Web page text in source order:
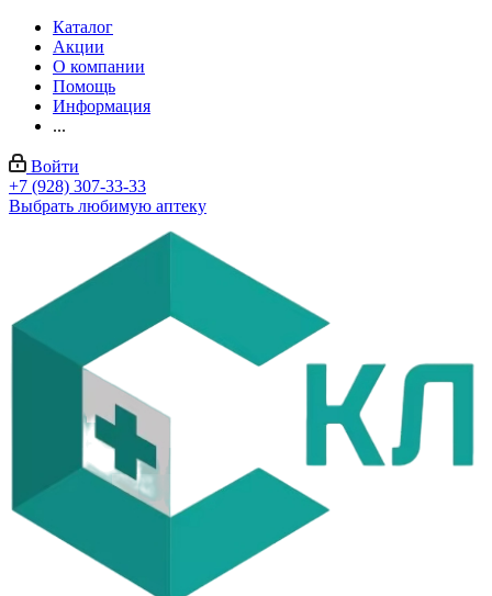
Каталог
Акции
О компании
Помощь
Информация
...
Войти
+7 (928) 307-33-33
Выбрать любимую аптеку